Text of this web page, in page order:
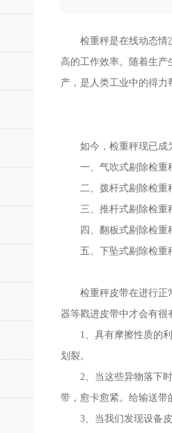
检重秤是在线动态情况
高的工作效率。随着生
产，是人类工业中的得力
如今，检重秤现已成为
一、气吹式剔除检重秤
二、拨杆式剔除检重秤
三、推杆式剔除检重秤
四、翻板式剔除检重秤
五、下坠式剔除检重
检重秤皮带在进行正常
器等戳进皮带中才会有很
1、具有摩擦性质的利
划裂。
2、当这些异物落下时
带，愈卡愈紧。给输送带
3、当我们发现设备皮